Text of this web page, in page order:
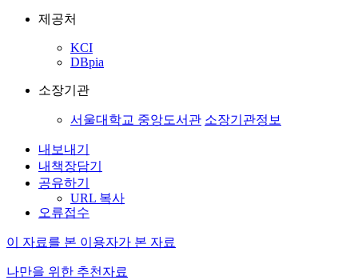
제공처
KCI
DBpia
소장기관
서울대학교 중앙도서관 소장기관정보
내보내기
내책장담기
공유하기
URL 복사
오류접수
이 자료를 본 이용자가 본 자료
나만을 위한 추천자료